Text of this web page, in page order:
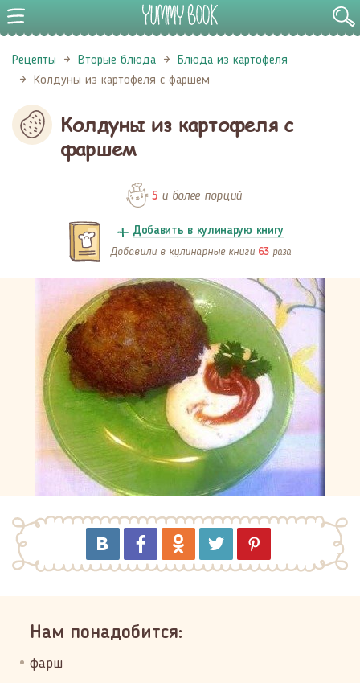
Рецепты Вторые блюда
Блюда из картофеля
Колдуны из картофеля с фаршем
Колдуны из картофеля с
фаршем
5 и более порций
Добавить в кулинарую книгу
Добавили в кулинарные книги 63 раза
Нам понадобится:
фарш